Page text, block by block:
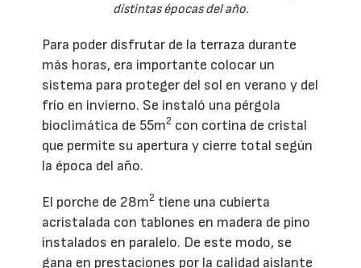
distintas épocas del año.
Para poder disfrutar de la terraza durante
más horas, era importante colocar un
sistema para proteger del sol en verano y del
frío en invierno. Se instaló una pérgola
bioclimática de 55m2 con cortina de cristal
que permite su apertura y cierre total según
la época del año.
El porche de 28m2 tiene una cubierta
acristalada con tablones en madera de pino
instalados en paralelo. De este modo, se
gana en prestaciones por la calidad aislante